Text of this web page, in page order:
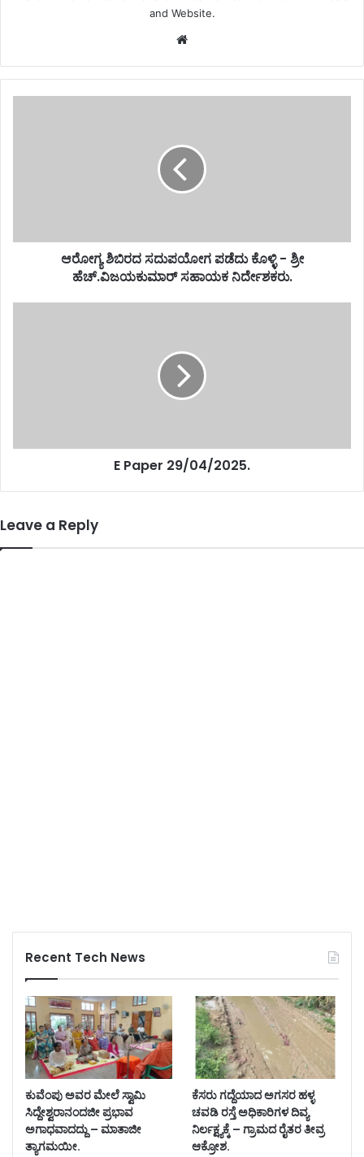
and Website.
Website
ಆರೋಗ್ಯ ಶಿಬಿರದ ಸದುಪಯೋಗ ಪಡೆದು ಕೊಳ್ಳಿ - ಶ್ರೀ
ಹೆಚ್.ವಿಜಯಕುಮಾರ್ ಸಹಾಯಕ ನಿರ್ದೇಶಕರು.
E Paper 29/04/2025.
Leave a Reply
Recent Tech News
ಕುವೆಂಪು ಅವರ ಮೇಲೆ ಸ್ವಾಮಿ
ಸಿದ್ದೇಶ್ವರಾನಂದಜೀ ಪ್ರಭಾವ
ಅಗಾಧವಾದದ್ದು – ಮಾತಾಜೀ
ತ್ಯಾಗಮಯೀ.
ಕೆಸರು ಗದ್ದೆಯಾದ ಅಗಸರ ಹಳ್ಳ
ಚವಡಿ ರಸ್ತೆ ಅಧಿಕಾರಿಗಳ ದಿವ್ಯ
ನಿರ್ಲಕ್ಷ್ಯಕ್ಕೆ – ಗ್ರಾಮದ ರೈತರ ತೀವ್ರ
ಆಕ್ರೋಶ.